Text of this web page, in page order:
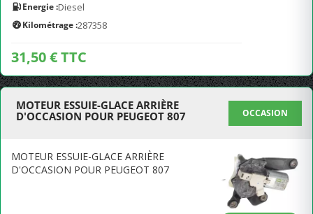
Energie :Diesel
Kilométrage :287358
31,50 € TTC
MOTEUR ESSUIE-GLACE ARRIÈRE
D'OCCASION POUR PEUGEOT 807
OCCASION
MOTEUR ESSUIE-GLACE ARRIÈRE
D'OCCASION POUR PEUGEOT 807